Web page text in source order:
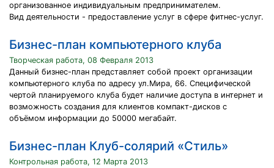
организованное индивидуальным предпринимателем.
Вид деятельности - предоставление услуг в сфере фитнес-услуг.
Бизнес-план компьютерного клуба
Творческая работа, 08 Февраля 2013
Данный бизнес-план представляет собой проект организации
компьютерного клуба по адресу ул.Мира, 66. Специфической
чертой планируемого клуба будет наличие доступа в интернет и
возможность создания для клиентов компакт-дисков с
объёмом информации до 50000 мегабайт.
Бизнес-план Клуб-солярий «Стиль»
Контрольная работа, 12 Марта 2013